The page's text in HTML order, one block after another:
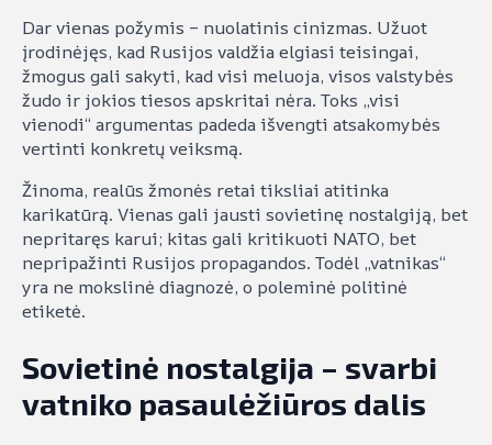
Dar vienas požymis – nuolatinis cinizmas. Užuot
įrodinėjęs, kad Rusijos valdžia elgiasi teisingai,
žmogus gali sakyti, kad visi meluoja, visos valstybės
žudo ir jokios tiesos apskritai nėra. Toks „visi
vienodi“ argumentas padeda išvengti atsakomybės
vertinti konkretų veiksmą.
Žinoma, realūs žmonės retai tiksliai atitinka
karikatūrą. Vienas gali jausti sovietinę nostalgiją, bet
nepritaręs karui; kitas gali kritikuoti NATO, bet
nepripažinti Rusijos propagandos. Todėl „vatnikas“
yra ne mokslinė diagnozė, o poleminė politinė
etiketė.
Sovietinė nostalgija – svarbi
vatniko pasaulėžiūros dalis